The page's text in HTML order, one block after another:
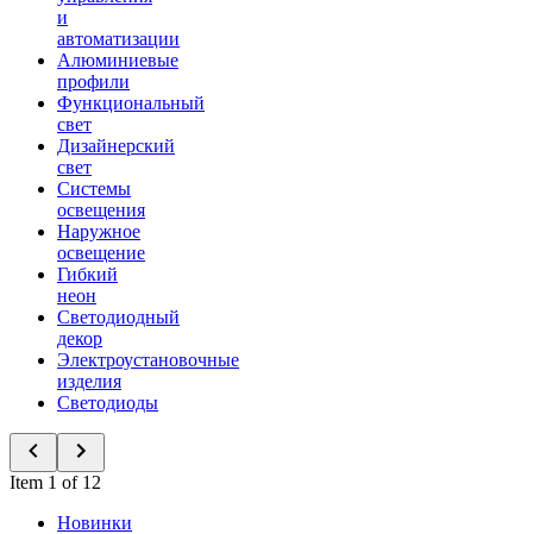
и
автоматизации
Алюминиевые
профили
Функциональный
свет
Дизайнерский
свет
Системы
освещения
Наружное
освещение
Гибкий
неон
Светодиодный
декор
Электроустановочные
изделия
Светодиоды
Item 1 of 12
Новинки